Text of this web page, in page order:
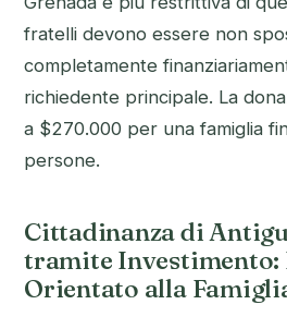
fratelli devono essere non
completamente
richiedente principale. La
a $270.000 per una famiglia
persone.
Cittadinanza di
tramite Investimento:
Orientato alla